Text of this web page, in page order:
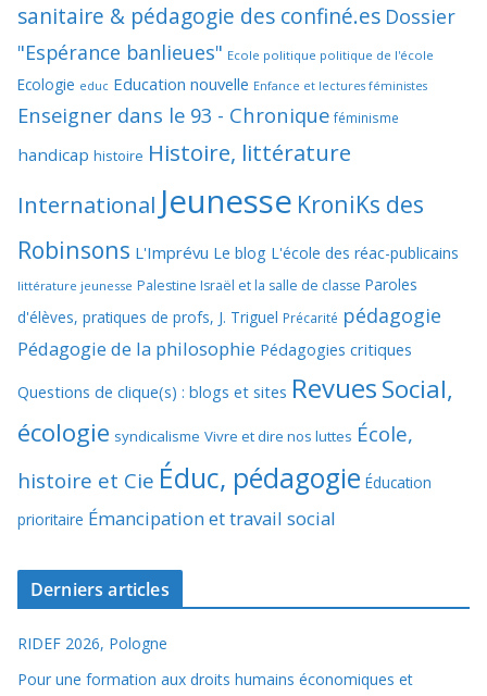
sanitaire & pédagogie des confiné.es Dossier
"Espérance banlieues" Ecole politique politique de l'école
Ecologie educ Education nouvelle Enfance et lectures féministes
Enseigner dans le 93 - Chronique féminisme
handicap histoire Histoire, littérature
International Jeunesse KroniKs des
Robinsons L'Imprévu Le blog L'école des réac-publicains
littérature jeunesse Palestine Israël et la salle de classe Paroles
d'élèves, pratiques de profs, J. Triguel Précarité pédagogie
Pédagogie de la philosophie Pédagogies critiques
Questions de clique(s) : blogs et sites RevuesSocial,
écologie syndicalisme Vivre et dire nos luttes École,
histoire et Cie Éduc, pédagogie Éducation
prioritaire Émancipation et travail social
Derniers articles
RIDEF 2026, Pologne
Pour une formation aux droits humains économiques et